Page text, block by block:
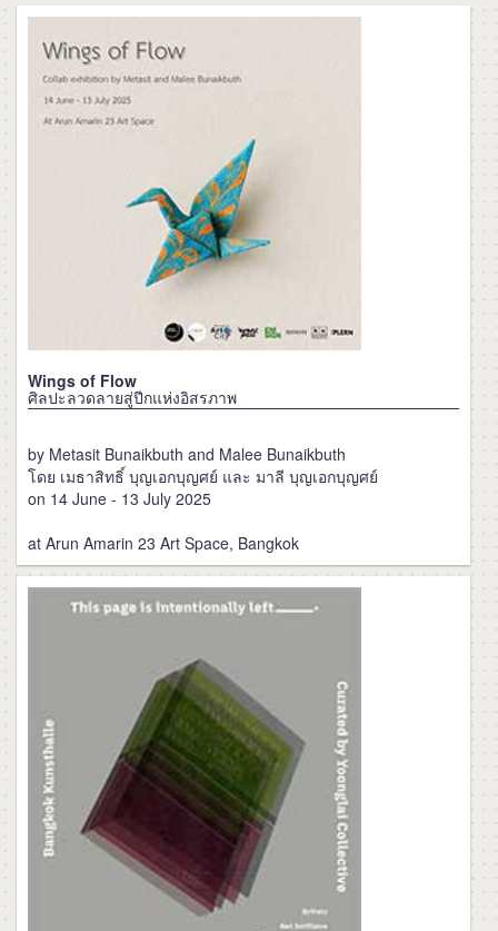
Wings of Flow
ศิลปะลวดลายสู่ปีกแห่งอิสรภาพ
by Metasit Bunaikbuth and Malee Bunaikbuth
โดย เมธาสิทธิ์ บุญเอกบุญศย์ และ มาลี บุญเอกบุญศย์
on 14 June - 13 July 2025
at Arun Amarin 23 Art Space, Bangkok